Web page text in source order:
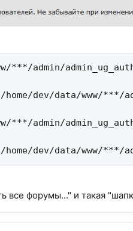
***/admin/
dev/data/www/***/
***/admin/
dev/data/www/***/
все форумы..." и такая